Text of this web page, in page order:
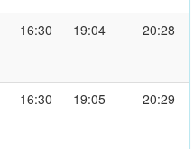
16:30 19:04 20:28
16:30 19:05 20:29